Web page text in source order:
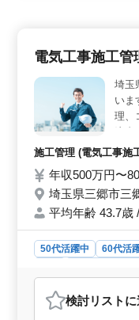
休みも希望に応じ
便性＞ 三郷駅や三
め、通勤コストの
る環境が整ってい
点もポイントです
場＞ 主な業務内容
防接種受付対応など
病棟クラークなど、
め、ブランクがある
日制で、有給休暇も
電気工事施工管
埼玉
いま
理、
手配
イカ
工事
遇し
方、
施工管理 (電気工事施
年収500万円〜
埼玉県三郷市三
平均年齢 43.7歳
50代活躍中 60代活
おすすめポイント
検討リスト